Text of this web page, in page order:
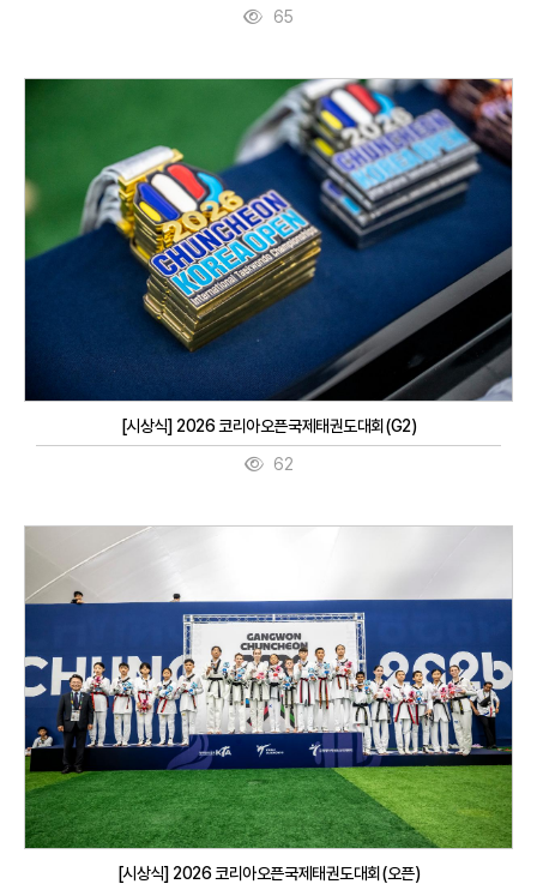
65
[시상식] 2026 코리아오픈국제태권도대회(G2)
62
[시상식] 2026 코리아오픈국제태권도대회(오픈)